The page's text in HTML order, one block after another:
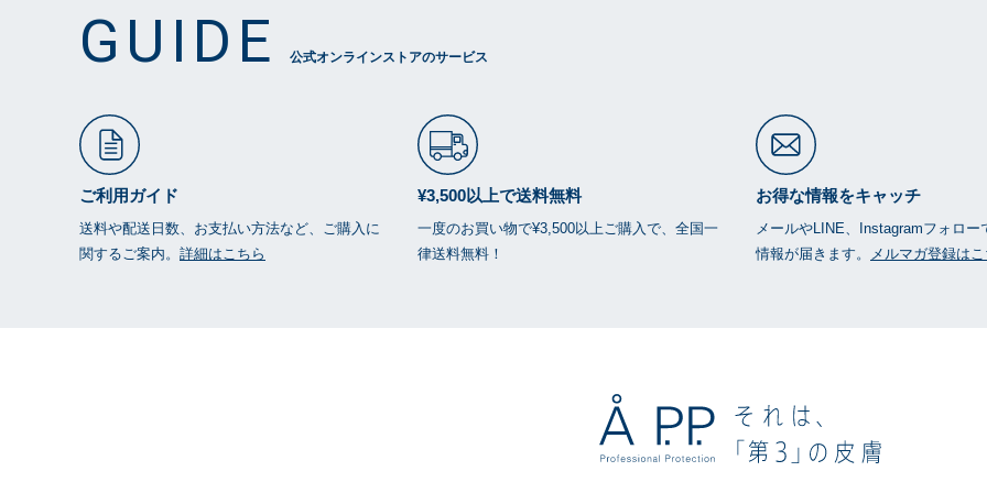
GUIDE 公式オンラインストアのサービス
ご利用ガイド
送料や配送日数、お支払い方法など、ご購入に
関するご案内。 詳細はこちら
¥3,500以上で送料無料
一度のお買い物で¥3,500以上ご購入で、全国一
律送料無料！
お得な情報をキャッチ
メールやLINE、Instagramフォロー
情報が届きます。
メルマガ登録はこ